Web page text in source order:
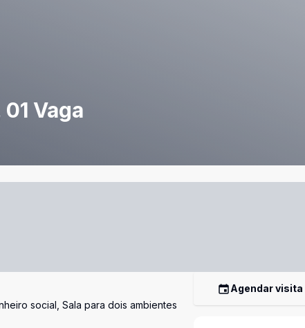
Vaga
social, Sala para dois ambientes
Agendar visita